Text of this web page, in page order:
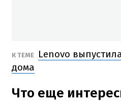
К ТЕМЕ
Lenovo
дома
Что еще